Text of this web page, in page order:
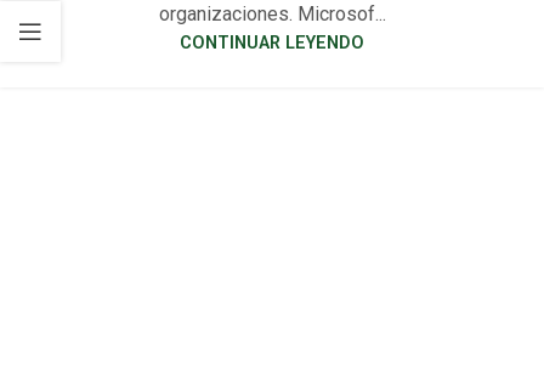
organizaciones. Microsof...
CONTINUAR LEYENDO